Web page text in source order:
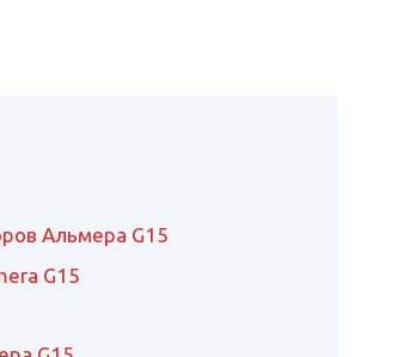
Альмера G15
G15